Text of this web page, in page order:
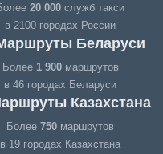
20 000 служб такси
в 2100 городах России
Беларуси
Более 1 900маршрутов
в 46 городах Беларуси
Казахстана
Более 750 маршрутов
в 19 городах Казахстана